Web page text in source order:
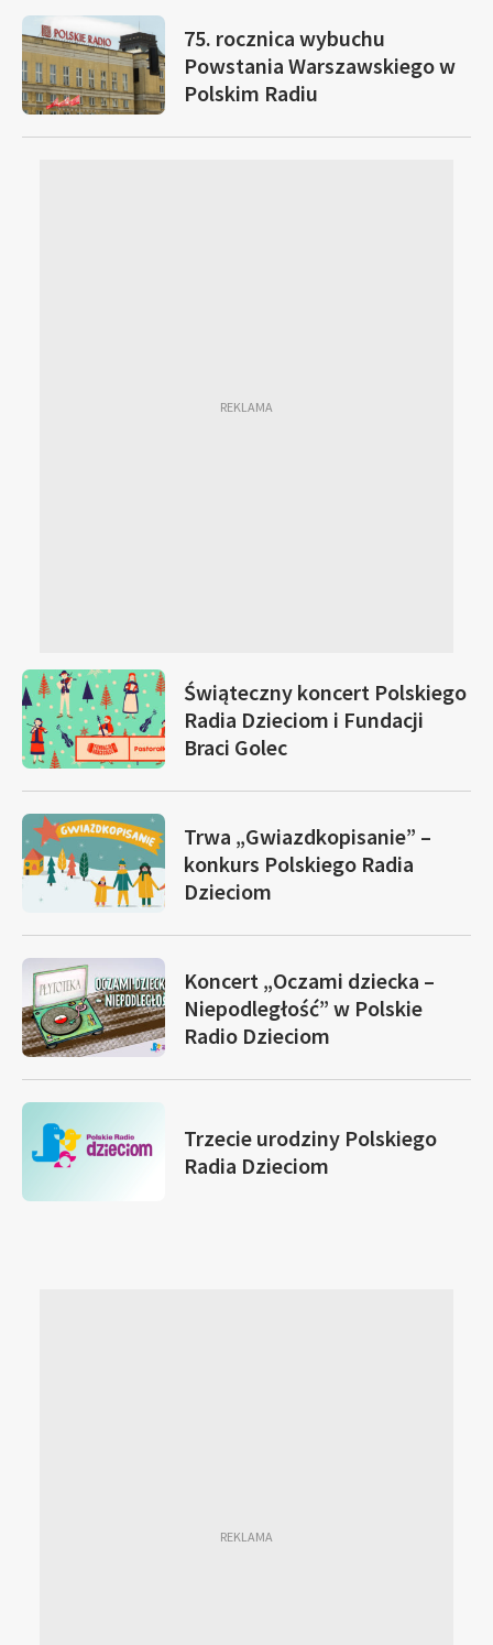
75. rocznica wybuchu
Powstania Warszawskiego w
Polskim Radiu
Świąteczny koncert Polskiego
Radia Dzieciom i Fundacji
Braci Golec
Trwa „Gwiazdkopisanie” –
konkurs Polskiego Radia
Dzieciom
Koncert „Oczami dziecka –
Niepodległość” w Polskie
Radio Dzieciom
Trzecie urodziny Polskiego
Radia Dzieciom